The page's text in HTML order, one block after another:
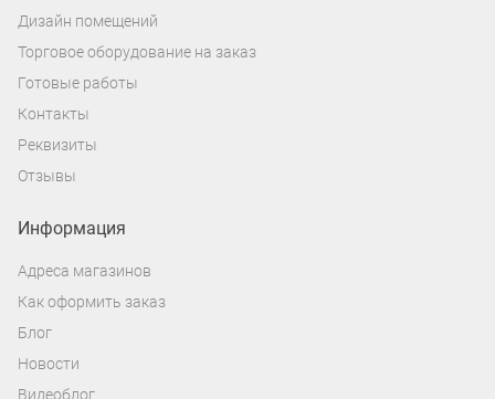
Дизайн помещений
Торговое оборудование на заказ
Готовые работы
Контакты
Реквизиты
Отзывы
Информация
Адреса магазинов
Как оформить заказ
Блог
Новости
Видеоблог